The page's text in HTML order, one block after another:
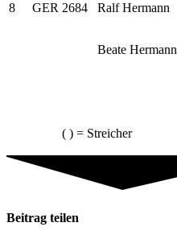
8 GER 2684 Ralf Hermann
Beate Hermann
( ) = Streicher
Beitrag teilen